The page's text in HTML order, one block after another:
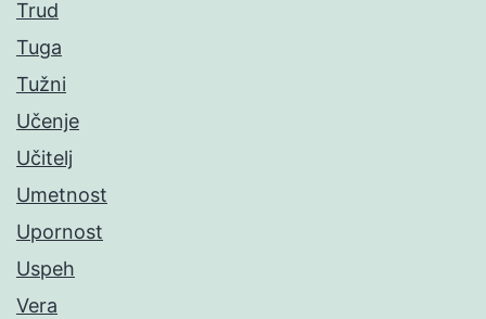
Trud
Tuga
Tužni
Učenje
Učitelj
Umetnost
Upornost
Uspeh
Vera